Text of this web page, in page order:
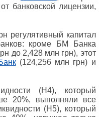
банковской лицензии,
регулятивный капитал
кроме БМ Банка
до 2,428 млн грн), этот
(124,256 млн грн) и
(Н4), который
20%, выполняли все
(Н5), который